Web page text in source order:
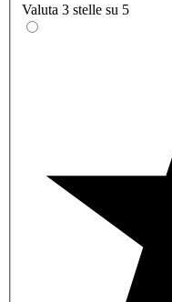
Valuta 3 stelle su 5